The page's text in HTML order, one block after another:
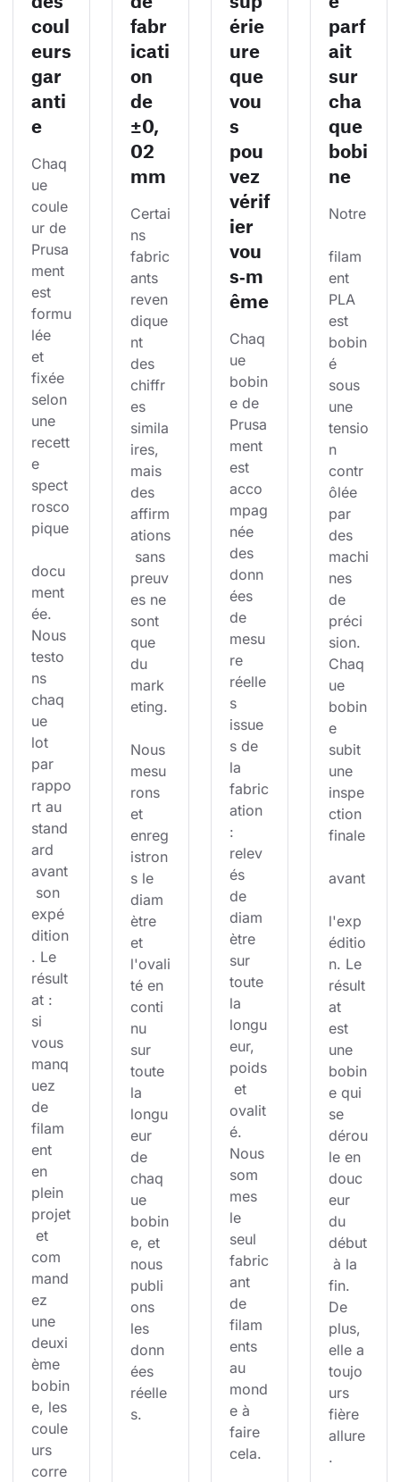
coul
eurs
gar
anti
e
Chaq
ue
coule
ur de
Prusa
ment
est
formu
lée
et
fixée
selon
une
recett
e
spect
rosco
pique
docu
ment
ée.
Nous
testo
ns
chaq
ue
lot
par
rappo
rt au
stand
ard
avant
son
expé
dition
. Le
résult
at :
si
vous
manq
uez
de
filam
ent
en
plein
projet
et
com
mand
ez
une
deuxi
ème
bobin
e, les
coule
urs
corre
fabr
icati
on
de
±0,
02
mm
Certai
ns
fabric
ants
reven
dique
nt
des
chiffr
es
simila
ires,
mais
des
affirm
ations
sans
preuv
es ne
sont
que
du
mark
eting.
Nous
mesu
rons
et
enreg
istron
s le
diam
ètre
et
l'ovali
té en
conti
nu
sur
toute
la
longu
eur
de
chaq
ue
bobin
e, et
nous
publi
ons
les
donn
ées
réelle
s.
érie
ure
que
vou
s
pou
vez
vérif
ier
vou
s‑m
ême
Chaq
ue
bobin
e de
Prusa
ment
est
acco
mpag
née
des
donn
ées
de
mesu
re
réelle
s
issue
s de
la
fabric
ation
:
relev
és
de
diam
ètre
sur
toute
la
longu
eur,
poids
et
ovalit
é.
Nous
som
mes
le
seul
fabric
ant
de
filam
ents
au
mond
e à
faire
cela.
parf
ait
sur
cha
que
bobi
ne
Notre
filam
ent
PLA
est
bobin
é
sous
une
tensio
n
contr
ôlée
par
des
machi
nes
de
préci
sion.
Chaq
ue
bobin
e
subit
une
inspe
ction
finale
avant
l'exp
éditio
n. Le
résult
at
est
une
bobin
e qui
se
dérou
le en
douc
eur
du
début
à la
fin.
De
plus,
elle a
toujo
urs
fière
allure
.